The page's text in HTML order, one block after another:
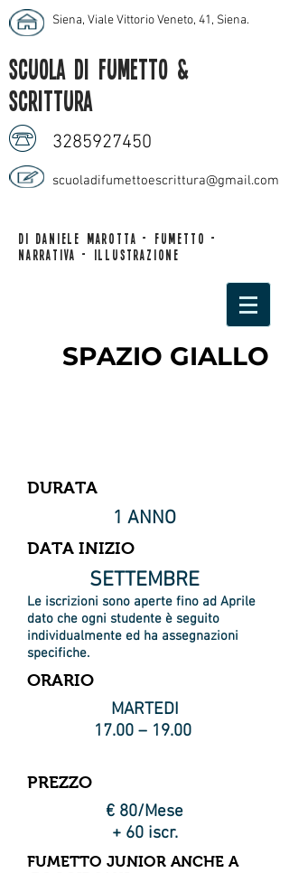
Siena, Viale Vittorio Veneto, 41, Siena.
scuola di fumetto &
scrittura
3285927450
scuoladifumettoescrittura@gmail.com
di daniele marotta - fumetto -
narrativa - illustrazione
SPAZIO GIALLO
DURATA
1 ANNO
DATA INIZIO
SETTEMBRE
Le iscrizioni sono aperte fino ad Aprile
dato che ogni studente è seguito
individualmente ed ha assegnazioni
specifiche.
ORARIO
MARTEDI
17.00 – 19.00
PREZZO
€ 80/Mese
+ 60 iscr.
FUMETTO JUNIOR ANCHE A